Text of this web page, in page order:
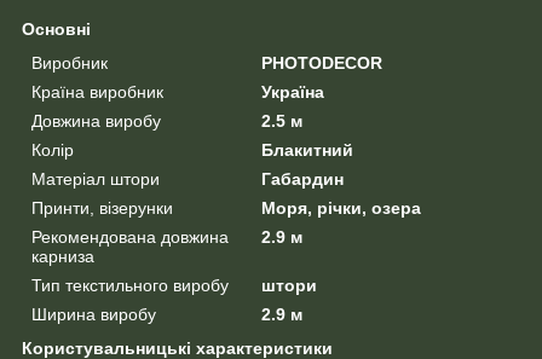
Основні
Виробник
PHOTODECOR
Країна виробник
Україна
Довжина виробу
2.5 м
Колір
Блакитний
Матеріал штори
Габардин
Принти, візерунки
Моря, річки, озера
Рекомендована довжина
карниза
2.9 м
Тип текстильного виробу
штори
Ширина виробу
2.9 м
Користувальницькі характеристики